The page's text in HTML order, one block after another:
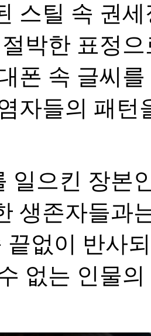
스틸 속 권
박한 표정
폰 속 글씨
자들의 패
일으킨 장본
생존자들과
끝없이 반사
없는 인물